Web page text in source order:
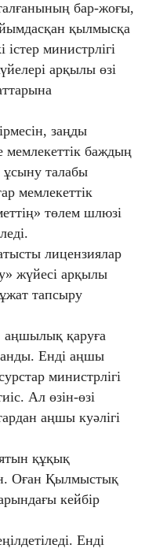
бар-жоғы,
қылмысқа
министрлігі
арқылы өзі
заңды
мемлекеттік баждың
ұсыну талабы
мемлекеттік
төлем шлюзі
лицензиялар
жүйесі арқылы
тапсыру
аңшылық қаруға
Енді аңшы
министрлігі
Ал өзін-өзі
аңшы куәлігі
құқық
Оған Қылмыстық
кейбір
Енді